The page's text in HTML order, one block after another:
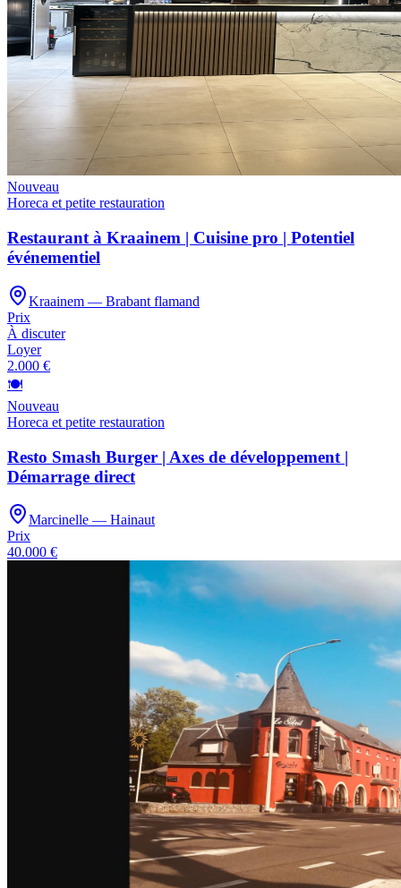
Nouveau
Horeca et petite restauration
Restaurant à Kraainem | Cuisine pro | Potentiel
événementiel
Kraainem — Brabant flamand
Prix
À discuter
Loyer
2.000 €
🍽️
Nouveau
Horeca et petite restauration
Resto Smash Burger | Axes de développement |
Démarrage direct
Marcinelle — Hainaut
Prix
40.000 €